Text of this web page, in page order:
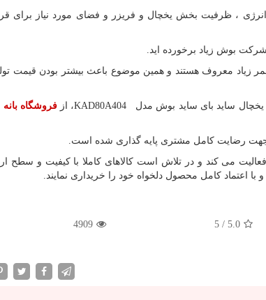
، ظرفیت بخش یخچال و فریزر و فضای مورد نیاز برای
شرکت بوش زیاد برخورده اید.
معروف هستند و همین موضوع باعث بیشتر بودن قیمت
یخچال ساید بای ساید بوش مدل
KAD80A404، ازفروشگاه بانه
جهت رضایت کامل مشتری پایه گذاری شده است.
می کند و در تلاش است کالاهای کاملا با کیفیت و سطح
با اعتماد کامل محصول دلخواه خود را خریداری نمایند.
5.0
/
5
4909